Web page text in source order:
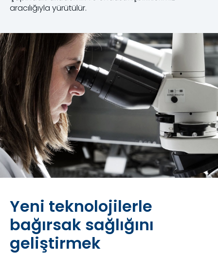
aracılığıyla yürütülür.
Yeni teknolojilerle
bağırsak sağlığını
geliştirmek